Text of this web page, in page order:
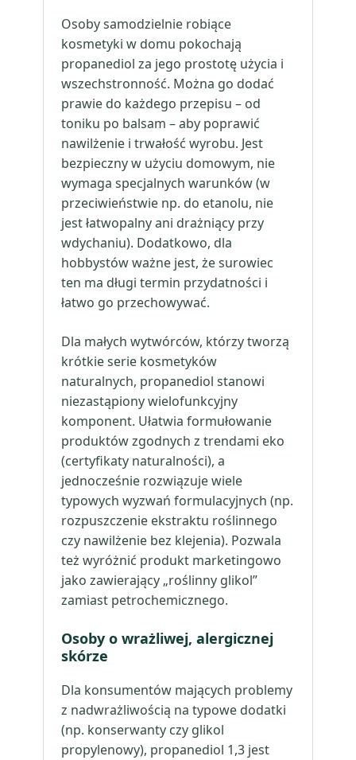
Osoby samodzielnie robiące
kosmetyki w domu pokochają
propanediol za jego prostotę użycia i
wszechstronność. Można go dodać
prawie do każdego przepisu – od
toniku po balsam – aby poprawić
nawilżenie i trwałość wyrobu. Jest
bezpieczny w użyciu domowym, nie
wymaga specjalnych warunków (w
przeciwieństwie np. do etanolu, nie
jest łatwopalny ani drażniący przy
wdychaniu). Dodatkowo, dla
hobbystów ważne jest, że surowiec
ten ma długi termin przydatności i
łatwo go przechowywać.
Dla małych wytwórców, którzy tworzą
krótkie serie kosmetyków
naturalnych, propanediol stanowi
niezastąpiony wielofunkcyjny
komponent. Ułatwia formułowanie
produktów zgodnych z trendami eko
(certyfikaty naturalności), a
jednocześnie rozwiązuje wiele
typowych wyzwań formulacyjnych (np.
rozpuszczenie ekstraktu roślinnego
czy nawilżenie bez klejenia). Pozwala
też wyróżnić produkt marketingowo
jako zawierający „roślinny glikol”
zamiast petrochemicznego.
Osoby o wrażliwej, alergicznej
skórze
Dla konsumentów mających problemy
z nadwrażliwością na typowe dodatki
(np. konserwanty czy glikol
propylenowy), propanediol 1,3 jest